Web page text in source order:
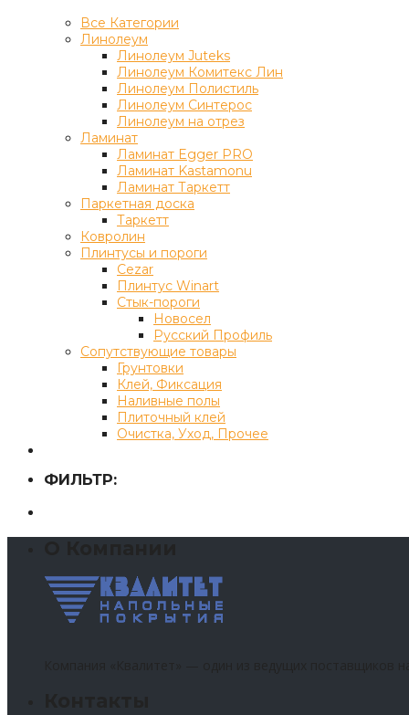
Все Категории
Линолеум
Линолеум Juteks
Линолеум Комитекс Лин
Линолеум Полистиль
Линолеум Синтерос
Линолеум на отрез
Ламинат
Ламинат Egger PRO
Ламинат Kastamonu
Ламинат Таркетт
Паркетная доска
Таркетт
Ковролин
Плинтусы и пороги
Cezar
Плинтус Winart
Стык-пороги
Новосел
Русский Профиль
Сопутствующие товары
Грунтовки
Клей, Фиксация
Наливные полы
Плиточный клей
Очистка, Уход, Прочее
ФИЛЬТР: